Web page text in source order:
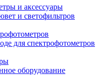
и аксессуары
и светофильтров
для спектрофотометров
оборудование